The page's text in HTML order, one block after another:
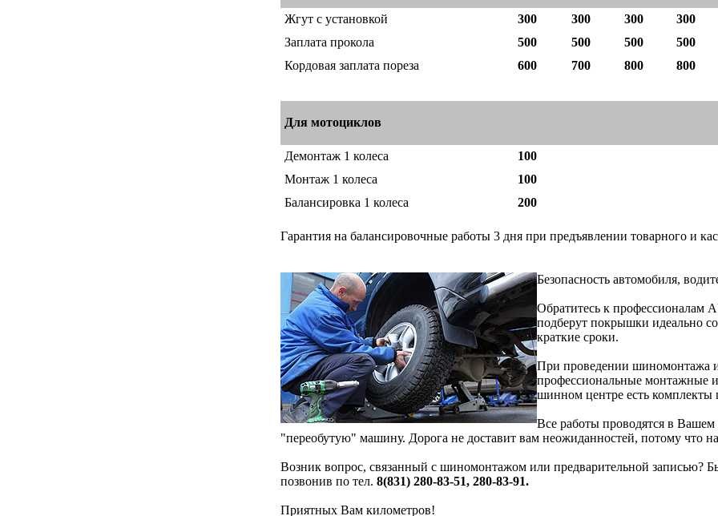
Жгут с установкой 300 300 300 300
Заплата прокола
500 500 500 500
Кордовая заплата пореза
600 700 800 800
Для мотоциклов
Демонтаж 1 колеса
100
Монтаж 1 колеса
100
Балансировка 1 колеса
200
Гарантия на балансировочные работы 3 дня при предъявлении товарного и
Безопасность автомобиля,
Обратитесь к
подберут покрышки идеально
краткие сроки.
При проведении шиномонтажа
профессиональные монтажные
шинном центре есть комплекты
Все работы проводятся в
"переобутую" машину. Дорога не доставит вам неожиданностей, потому что
Возник вопрос, связанный с шиномонтажом или предварительной записью?
позвонив по тел. 8(831) 280-83-51, 280-83-91.
Приятных Вам километров!